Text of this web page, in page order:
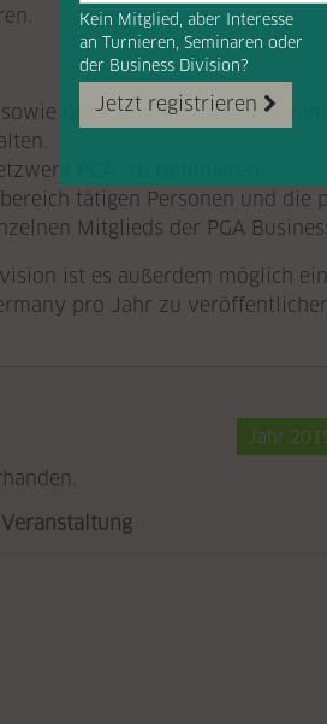
Golf- und Networking
PGA“ zu optimieren.
tätigen Personen und die
Mitglieds der PGA
ist es außerdem möglich
pro Jahr zu
Jahr
Veranstaltung
Kein Mitglied, aber Interesse
an Turnieren, Seminaren oder
der Business Division?
Jetzt registrieren